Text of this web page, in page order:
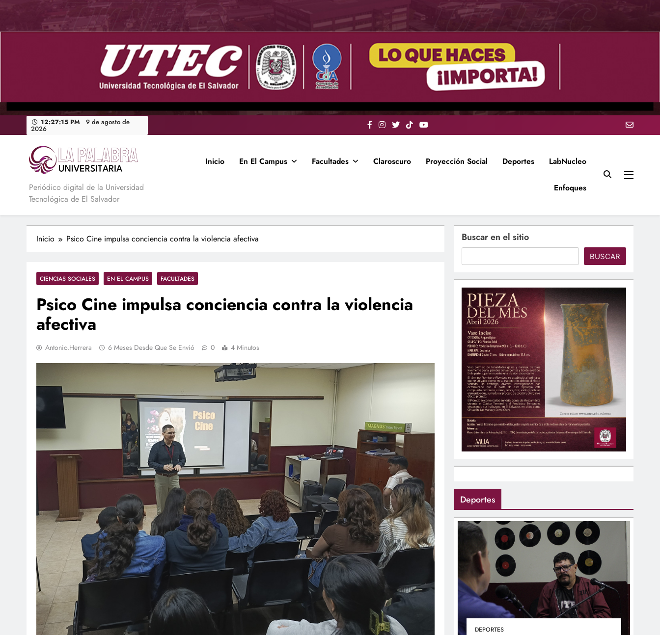
contenido
12:27:16 PM 9 de agosto de
2026
La Palabra Universitaria
Periódico digital de la Universidad
Tecnológica de El Salvador
Inicio En El Campus Facultades Claroscuro Proyección Social Deportes LabNucleo
Enfoques
Inicio Psico Cine impulsa conciencia contra la violencia afectiva
CIENCIAS SOCIALES EN EL CAMPUS FACULTADES
Psico Cine impulsa conciencia contra la violencia
afectiva
Antonio.herrera 6 Meses Desde Que Se Envió 0 4 Minutos
Buscar en el sitio
BUSCAR
Deportes
DEPORTES